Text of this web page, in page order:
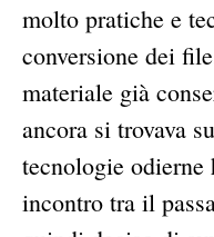
molto pratiche e
conversione dei
materiale già
ancora si trovava
tecnologie
incontro tra il